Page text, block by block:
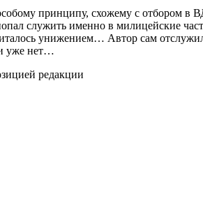
принципу, схожему с отбором
служить именно в милицейские
унижением… Автор сам
уже нет…
редакции